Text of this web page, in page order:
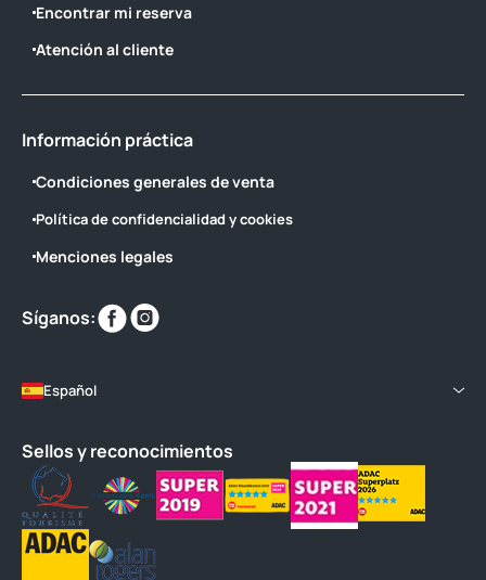
Encontrar mi reserva
Atención al cliente
Información práctica
Condiciones generales de venta
Política de confidencialidad y cookies
Menciones legales
Síganos:
Encuéntranos
en
Español
Sellos y reconocimientos